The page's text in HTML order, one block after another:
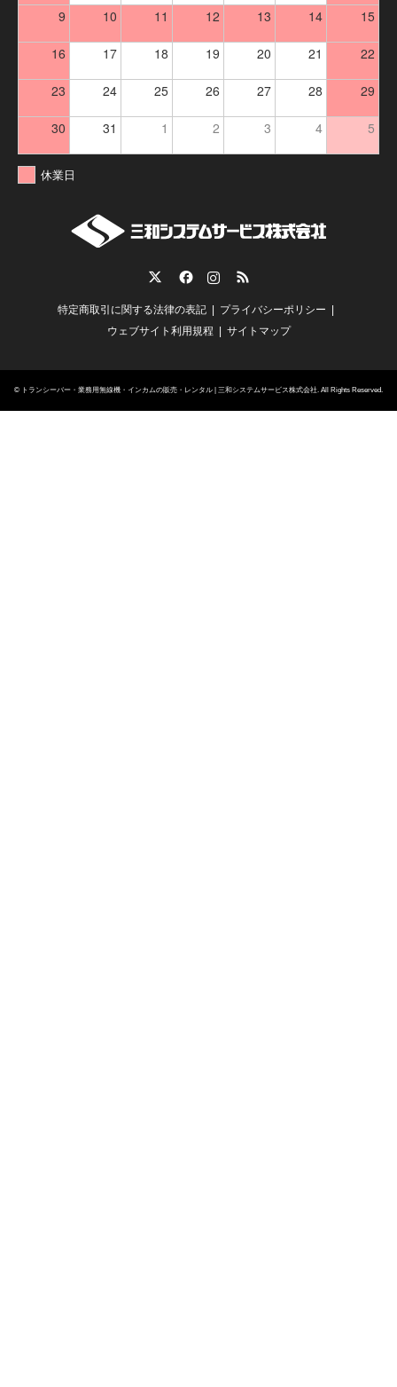
9 10 11 12 13 14 15
16 17 18 19 20 21 22
23 24 25 26 27 28 29
30 31 1 2 3 4 5
休業日
RSS
特定商取引に関する法律の表記
プライバシーポリシー
ウェブサイト利用規程
サイトマップ
© トランシーバー・業務用無線機・インカムの販売・レンタル | 三和システムサービス株式会社. All Rights Reserved.